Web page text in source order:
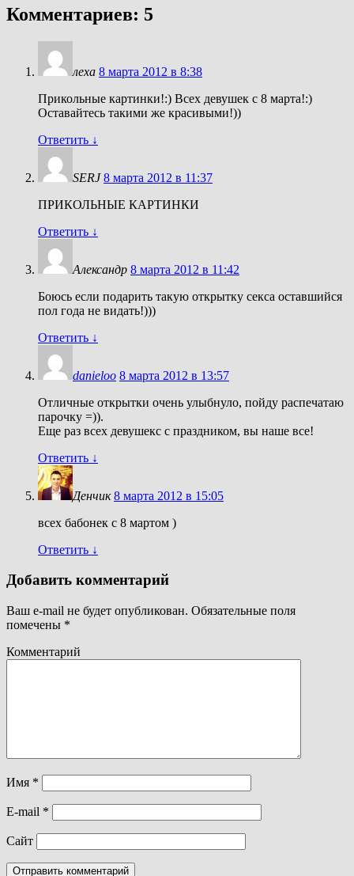
Комментариев: 5
леха 8 марта 2012 в 8:38
Прикольные картинки!:) Всех девушек с 8 марта!:)
Оставайтесь такими же красивыми!))
Ответить ↓
SERJ8 марта 2012 в 11:37
ПРИКОЛЬНЫЕ КАРТИНКИ
Ответить ↓
Александр 8 марта 2012 в 11:42
Боюсь если подарить такую открытку секса оставшийся
пол года не видать!)))
Ответить ↓
danieloo 8 марта 2012 в 13:57
Отличные открытки очень улыбнуло, пойду распечатаю
парочку =)).
Еще раз всех девушекс с праздником, вы наше все!
Ответить ↓
Денчик8 марта 2012 в 15:05
всех бабонек с 8 мартом )
Ответить ↓
Добавить комментарий
Ваш e-mail не будет опубликован. Обязательные поля
помечены *
Комментарий
Имя *
E-mail *
Сайт